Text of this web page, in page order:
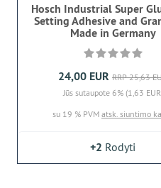
Hosch Industrial Super
Setting Adhesive and
Made in Germany
24,00 EUR RRP 25,63
Jūs sutaupote 6% (1,63
su 19 % PVM atsk. siuntimo
+2 Rodyti